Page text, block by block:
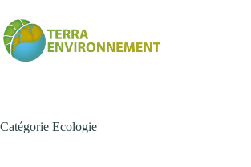
au
contenu
Catégorie Ecologie